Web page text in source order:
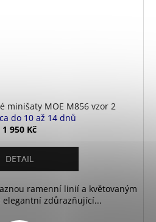
minišaty MOE M856 vzor 2
do 10 až 14 dnů
1 950 Kč
DETAIL
ramenní linií a květovaným
elegantní zdůrazňující...